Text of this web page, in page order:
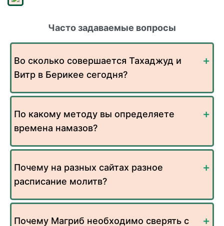
Часто задаваемые вопросы
Во сколько совершается Тахаджуд и
Витр в Берикее сегодня?
По какому методу вы определяете
времена намазов?
Почему на разных сайтах разное
расписание молитв?
Почему Магриб необходимо сверять с